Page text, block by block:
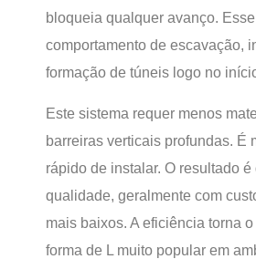
bloqueia qualquer avanço.
comportamento de escavação,
formação de túneis logo no
Este sistema requer menos
barreiras verticais profundas. É
rápido de instalar. O resultado é
qualidade, geralmente com
mais baixos. A eficiência torna
forma de L muito popular em